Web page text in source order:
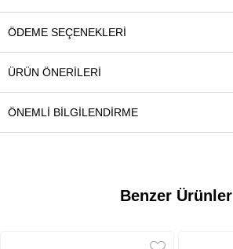
ÖDEME SEÇENEKLERI
ÜRÜN ÖNERILERI
ÖNEMLI BILGILENDIRME
Benzer Ürünler